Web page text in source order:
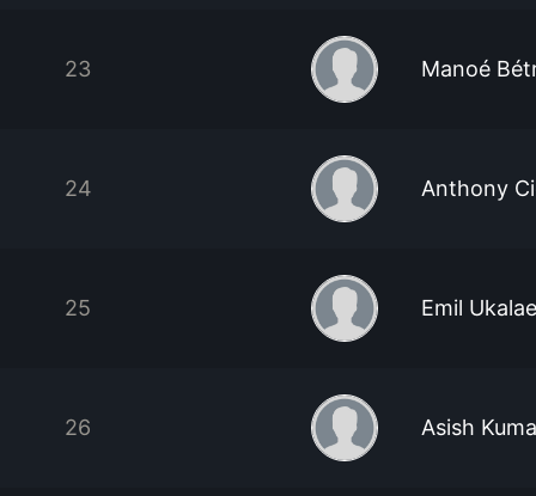
23 Manoé
24 Anthony
25 Emil
26 Asish